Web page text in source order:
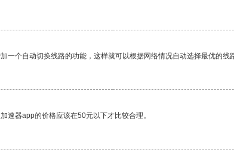
个自动切换线路的功能，这样就可以根据网络情况自动选择最优的线
速器app的价格应该在50元以下才比较合理。